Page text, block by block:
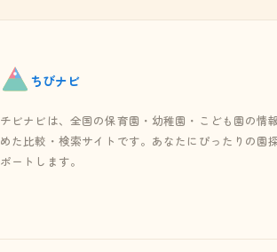
ちびナビ
チビナビは、全国の保育園・幼稚園・こども園の情
めた比較・検索サイトです。あなたにぴったりの園
ポートします。